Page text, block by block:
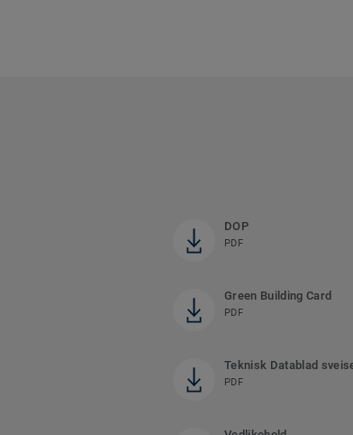
DOP
PDF
Green Building Card
PDF
Teknisk Datablad
PDF